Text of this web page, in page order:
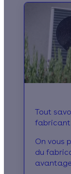
Tout
fabricant
On vous
du